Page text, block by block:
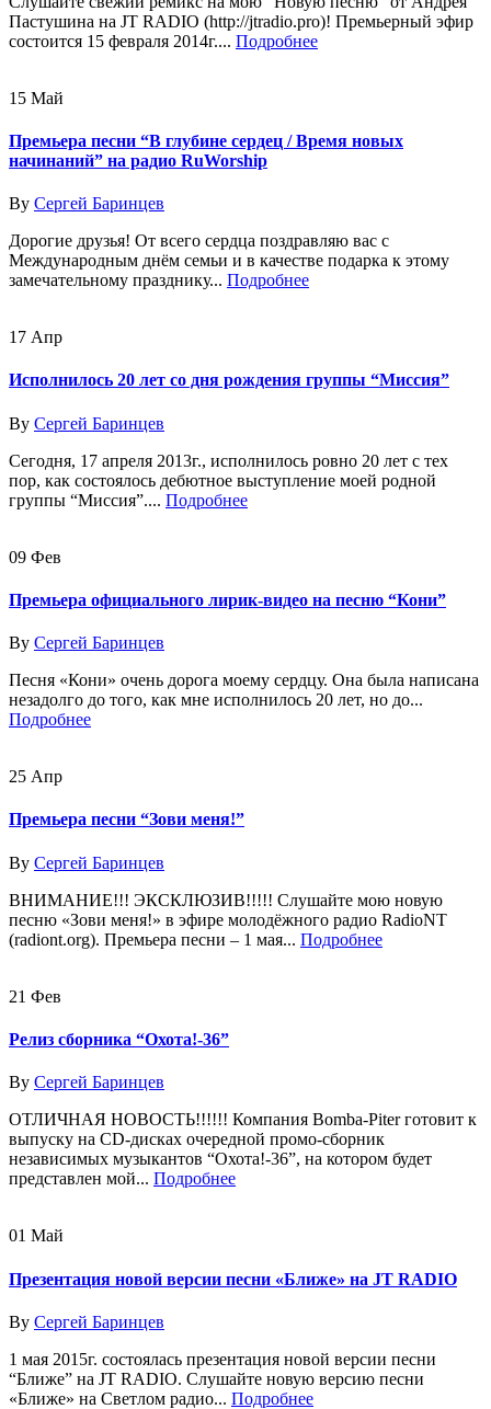
Пастушина на JT RADIO (http://jtradio.pro)! Премьерный эфир
состоится 15 февраля 2014г.... Подробнее
15 Май
Премьера песни “В глубине сердец / Время новых
начинаний” на радио RuWorship
By Сергей Баринцев
Дорогие друзья! От всего сердца поздравляю вас с
Международным днём семьи и в качестве подарка к этому
замечательному празднику... Подробнее
17 Апр
Исполнилось 20 лет со дня рождения группы “Миссия”
By Сергей Баринцев
Сегодня, 17 апреля 2013г., исполнилось ровно 20 лет с тех
пор, как состоялось дебютное выступление моей родной
группы “Миссия”.... Подробнее
09 Фев
Премьера официального лирик-видео на песню “Кони”
By Сергей Баринцев
Песня «Кони» очень дорога моему сердцу. Она была написана
незадолго до того, как мне исполнилось 20 лет, но до...
Подробнее
25 Апр
Премьера песни “Зови меня!”
By Сергей Баринцев
ВНИМАНИЕ!!! ЭКСКЛЮЗИВ!!!!! Слушайте мою новую
песню «Зови меня!» в эфире молодёжного радио RadioNT
(radiont.org). Премьера песни – 1 мая... Подробнее
21 Фев
Релиз сборника “Охота!-36”
By Сергей Баринцев
ОТЛИЧНАЯ НОВОСТЬ!!!!!! Компания Bomba-Piter готовит к
выпуску на CD-дисках очередной промо-сборник
независимых музыкантов “Охота!-36”, на котором будет
представлен мой... Подробнее
01 Май
Презентация новой версии песни «Ближе» на JT RADIO
By Сергей Баринцев
1 мая 2015г. состоялась презентация новой версии песни
“Ближе” на JT RADIO. Слушайте новую версию песни
«Ближе» на Светлом радио... Подробнее